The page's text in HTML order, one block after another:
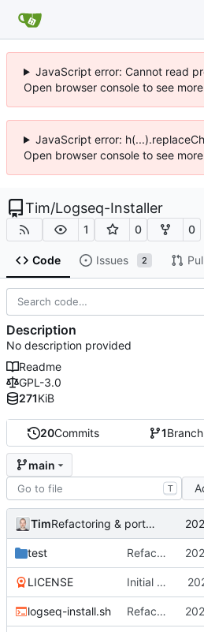
JavaScript error: Cannot read
Open browser console to see
JavaScript error:
Open browser console to see
Tim/Logseq-Installer
1 0 0
Code Issues 2
20Commits 1Branch
main
T
Tim Refactoring & portable Testpfade
test Refactoring & portable Testpfade
LICENSE Initial commit
logseq-install.sh Refactoring & portable Testpfade
Description
No description provided
Readme
GPL-3.0
271KiB